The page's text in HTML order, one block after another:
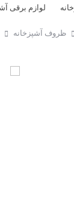
لوازم برقی
ظروف آشپزخانه